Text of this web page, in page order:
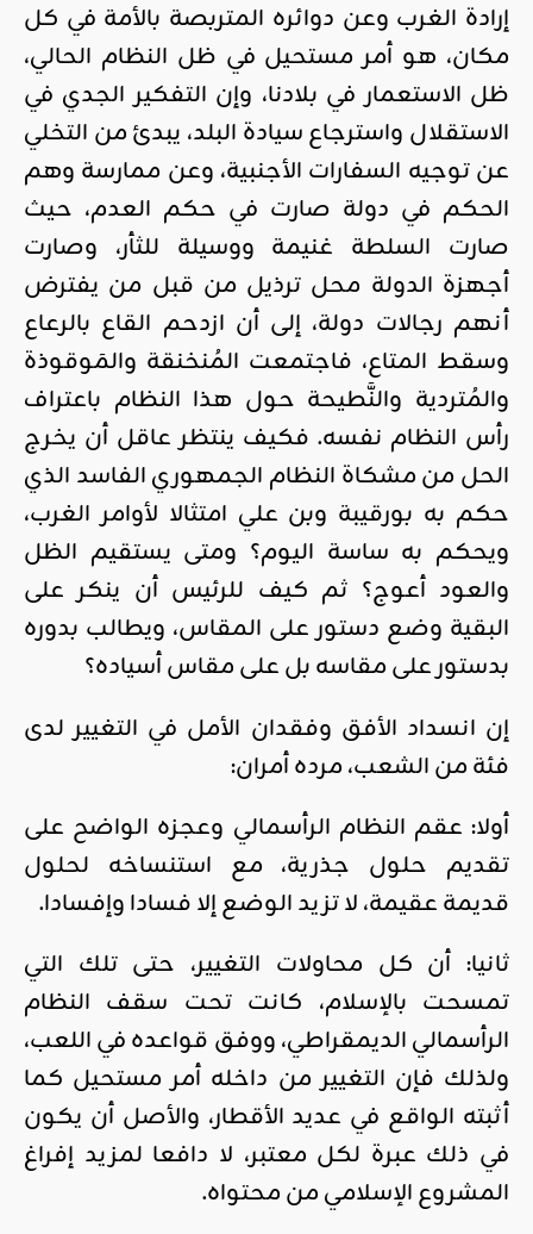
إرادة الغرب وعن دوائره المتربصة بالأمة في كل
مكان، هو أمر مستحيل في ظل النظام الحالي،
ظل الاستعمار في بلادنا، وإن التفكير الجدي في
الاستقلال واسترجاع سيادة البلد، يبدئ من التخلي
عن توجيه السفارات الأجنبية، وعن ممارسة وهم
الحكم في دولة صارت في حكم العدم، حيث
صارت السلطة غنيمة ووسيلة للثأر، وصارت
أجهزة الدولة محل ترذيل من قبل من يفترض
أنهم رجالات دولة، إلى أن ازدحم القاع بالرعاع
وسقط المتاع، فاجتمعت المُنخنقة والمَوقوذة
والمُتردية والنَّطيحة حول هذا النظام باعتراف
رأس النظام نفسه. فكيف ينتظر عاقل أن يخرج
الحل من مشكاة النظام الجمهوري الفاسد الذي
حكم به بورقيبة وبن علي امتثالا لأوامر الغرب،
ويحكم به ساسة اليوم؟ ومتى يستقيم الظل
والعود أعوج؟ ثم كيف للرئيس أن ينكر على
البقية وضع دستور على المقاس، ويطالب بدوره
بدستور على مقاسه بل على مقاس أسياده؟
إن انسداد الأفق وفقدان الأمل في التغيير لدى
فئة من الشعب، مرده أمران:
أولا: عقم النظام الرأسمالي وعجزه الواضح على
تقديم حلول جذرية، مع استنساخه لحلول
قديمة عقيمة، لا تزيد الوضع إلا فسادا وإفسادا.
ثانيا: أن كل محاولات التغيير، حتى تلك التي
تمسحت بالإسلام، كانت تحت سقف النظام
الرأسمالي الديمقراطي، ووفق قواعده في اللعب،
ولذلك فإن التغيير من داخله أمر مستحيل كما
أثبته الواقع في عديد الأقطار، والأصل أن يكون
في ذلك عبرة لكل معتبر، لا دافعا لمزيد إفراغ
المشروع الإسلامي من محتواه.